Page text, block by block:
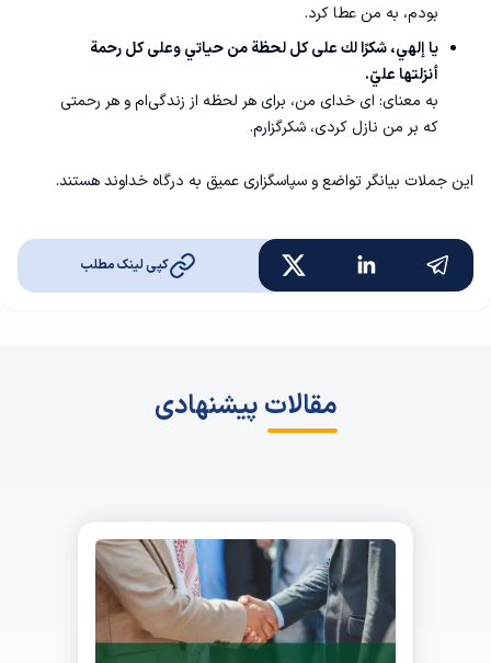
بودم، به من عطا کرد.
يا إلهي، شكرًا لك على كل لحظة من حياتي وعلى كل رحمة
أنزلتها عليّ.
به معنای: ای خدای من، برای هر لحظه از زندگی‌ام و هر رحمتی
که بر من نازل کردی، شکرگزارم.
این جملات بیانگر تواضع و سپاسگزاری عمیق به درگاه خداوند هستند.
کپی لینک مطلب
مقالات پیشنهادی